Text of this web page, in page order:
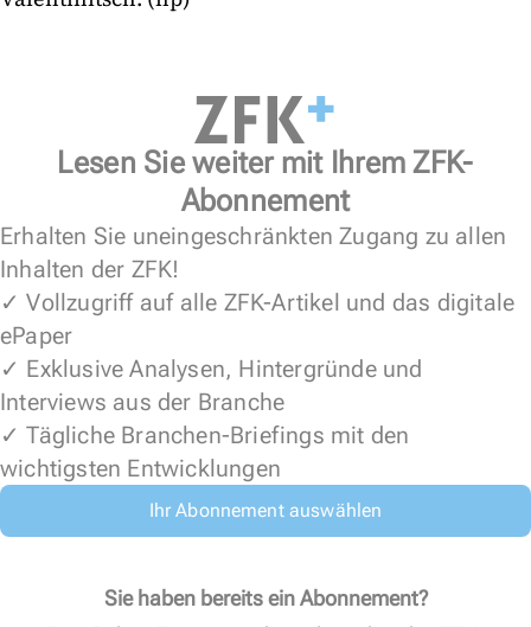
Lesen Sie weiter mit Ihrem ZFK-
Abonnement
Erhalten Sie uneingeschränkten Zugang zu allen
Inhalten der ZFK!
✓ Vollzugriff auf alle ZFK-Artikel und das digitale
ePaper
✓ Exklusive Analysen, Hintergründe und
Interviews aus der Branche
✓ Tägliche Branchen-Briefings mit den
wichtigsten Entwicklungen
Ihr Abonnement auswählen
Sie haben bereits ein Abonnement?